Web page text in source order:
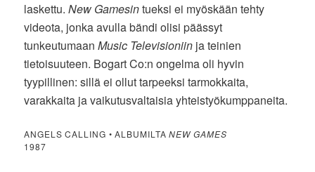
laskettu.New Gamesintueksi ei myöskään tehty
videota, jonka avulla bändi olisi päässyt
tunkeutumaanMusic Televisioniin ja teinien
tietoisuuteen. Bogart Co:n ongelma oli hyvin
tyypillinen: sillä ei ollut tarpeeksi tarmokkaita,
varakkaita ja vaikutusvaltaisia yhteistyökumppaneita.
ANGELS CALLING • ALBUMILTANEW GAMES
1987